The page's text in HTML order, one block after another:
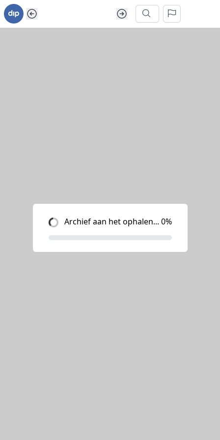
Ga naar inhoud van webarchief
Zoek in dit webarchief
Archief aan het ophalen... 0%